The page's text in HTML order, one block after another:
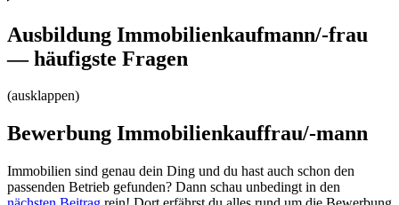
Ausbildung Immobilienkaufmann/-frau
— häufigste Fragen
(ausklappen)
Bewerbung Immobilienkauffrau/-mann
Immobilien sind genau dein Ding und du hast auch schon den
passenden Betrieb gefunden? Dann schau unbedingt in den